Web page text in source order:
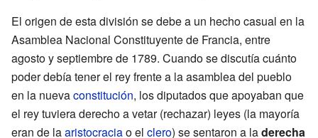
El origen de esta división se debe a un hecho casual en la
Asamblea Nacional Constituyente de Francia, entre
agosto y septiembre de 1789. Cuando se discutía cuánto
poder debía tener el rey frente a la asamblea del pueblo
en la nuevaconstitución, los diputados que apoyaban que
el rey tuviera derecho a vetar (rechazar) leyes (la mayoría
eran de laaristocraciao el clero) se sentaron a laderecha